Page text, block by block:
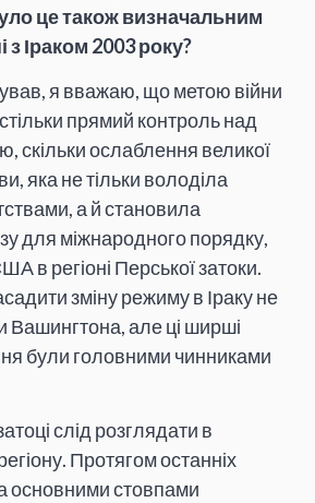
це також визначальним
з Іраком 2003 року?
я вважаю, що метою війни
прямий контроль над
скільки ослаблення великої
яка не тільки володіла
а й становила
для міжнародного порядку,
в регіоні Перської затоки.
зміну режиму в Іраку не
Вашингтона, але ці ширші
були головними чинниками
слід розглядати в
Протягом останніх
основними стовпами